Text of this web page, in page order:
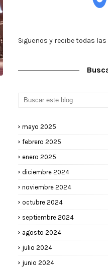
Siguenos y recibe todas
mayo 2025
febrero 2025
enero 2025
diciembre 2024
noviembre 2024
octubre 2024
septiembre 2024
agosto 2024
julio 2024
junio 2024